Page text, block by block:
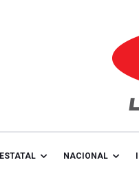
ESTATAL NACIONAL